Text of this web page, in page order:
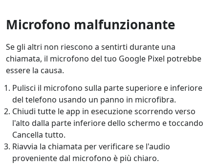
Microfono malfunzionante
Se gli altri non riescono a sentirti durante una
chiamata, il microfono del tuo Google Pixel potrebbe
essere la causa.
Pulisci il microfono sulla parte superiore e inferiore
del telefono usando un panno in microfibra.
Chiudi tutte le app in esecuzione scorrendo verso
l'alto dalla parte inferiore dello schermo e toccando
Cancella tutto.
Riavvia la chiamata per verificare se l'audio
proveniente dal microfono è più chiaro.